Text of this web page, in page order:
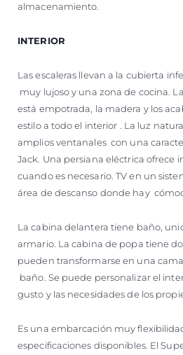
almacenamiento.
INTERIOR
Las escaleras llevan a la cubierta
muy lujoso y una zona de cocina.
está empotrada, la madera y los
estilo a todo el interior . La luz
amplios ventanales con una
Jack. Una persiana eléctrica ofrece
cuando es necesario. TV en un
área de descanso donde hay
La cabina delantera tiene baño,
armario. La cabina de popa tiene
pueden transformarse en una
baño. Se puede personalizar el
gusto y las necesidades de los
Es una embarcación muy
especificaciones disponibles. El